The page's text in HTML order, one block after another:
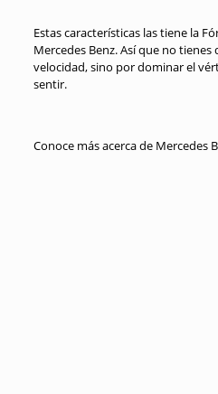
Estas características las tiene la
Mercedes Benz. Así que no
velocidad, sino por dominar el
sentir.
Conoce más acerca de Mercedes